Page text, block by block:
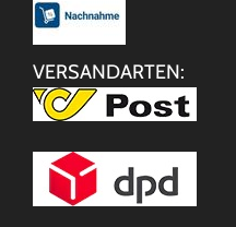
VERSANDARTEN: